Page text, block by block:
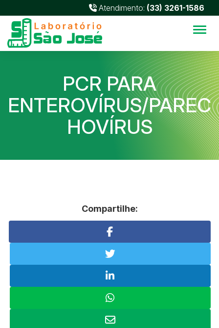
Atendimento: (33) 3261-1586
PCR PARA
ENTEROVÍRUS/PAREC
HOVÍRUS
Compartilhe: